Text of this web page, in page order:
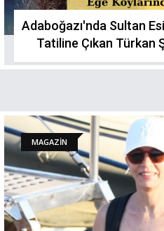
Adaboğazı'nda Sultan
Tatiline Çıkan Türkan
MAGAZİN